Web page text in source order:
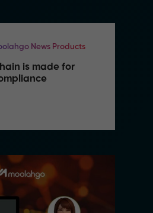
News Products
is made for